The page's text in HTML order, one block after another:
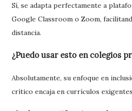
Sí, se adapta perfectamente a
Google Classroom o Zoom,
distancia.
¿Puedo usar esto en colegios
Absolutamente, su enfoque en
crítico encaja en currículos